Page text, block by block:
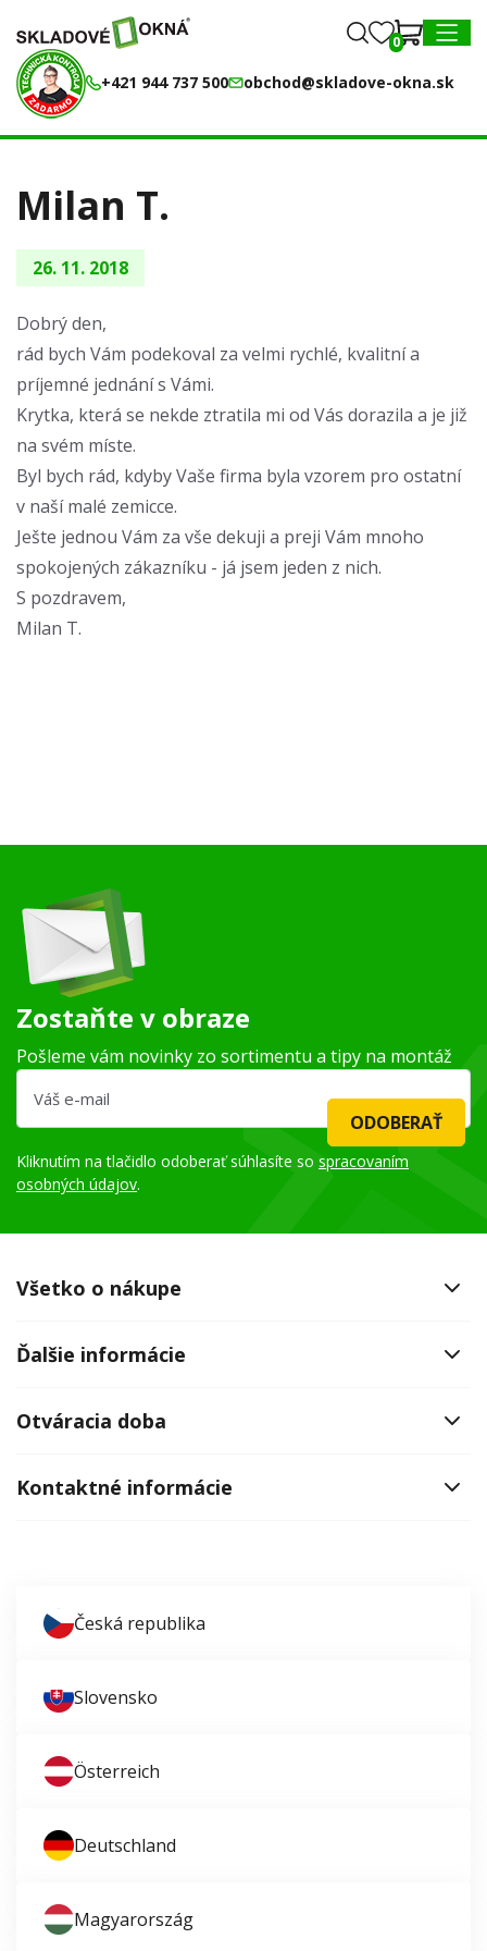
0
+421 944 737 500 obchod@skladove-okna.sk
0
Milan T.
26. 11. 2018
Dobrý den,
rád bych Vám podekoval za velmi rychlé, kvalitní a
príjemné jednání s Vámi.
Krytka, která se nekde ztratila mi od Vás dorazila a je již
na svém míste.
Byl bych rád, kdyby Vaše firma byla vzorem pro ostatní
v naší malé zemicce.
Ješte jednou Vám za vše dekuji a preji Vám mnoho
spokojených zákazníku - já jsem jeden z nich.
S pozdravem,
Milan T.
Zostaňte v obraze
Pošleme vám novinky zo sortimentu a tipy na montáž
ODOBERAŤ
Kliknutím na tlačidlo odoberať súhlasíte so spracovaním
osobných údajov.
Všetko o nákupe
Ďalšie informácie
Otváracia doba
Kontaktné informácie
Česká republika
Slovensko
Österreich
Deutschland
Magyarország